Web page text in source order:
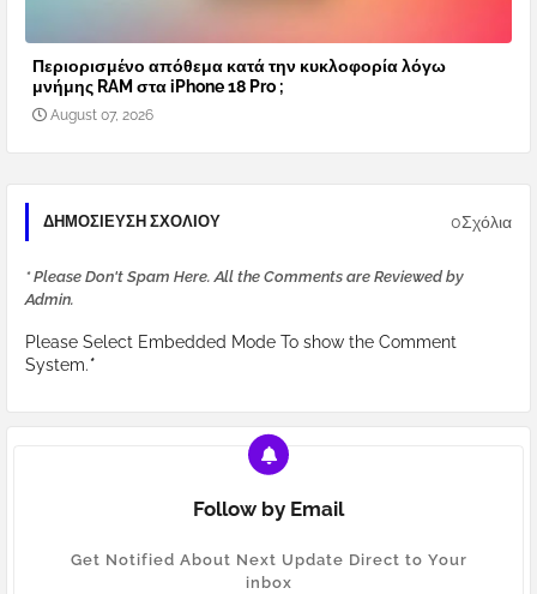
Περιορισμένο απόθεμα κατά την κυκλοφορία λόγω
μνήμης RAM στα iPhone 18 Pro ;
August 07, 2026
ΔΗΜΟΣΊΕΥΣΗ ΣΧΟΛΊΟΥ 0Σχόλια
* Please Don't Spam Here. All the Comments are Reviewed by
Admin.
Please Select Embedded Mode To show the Comment
System.*
Follow by Email
Get Notified About Next Update Direct to Your
inbox